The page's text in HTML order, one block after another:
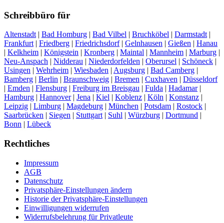
Schreibbüro für
Altenstadt | Bad Homburg | Bad Vilbel | Bruchköbel | Darmstadt |
Frankfurt | Friedberg | Friedrichsdorf| Gelnhausen | Gießen | Hanau
| Kelkheim | Königstein | Kronberg | Maintal | Mannheim | Marburg |
Neu-Anspach | Nidderau | Niederdorfelden | Oberursel | Schöneck |
Usingen | Wehrheim | Wiesbaden | Augsburg | Bad Camberg |
Bamberg | Berlin | Braunschweig | Bremen | Cuxhaven | Düsseldorf
| Emden | Flensburg | Freiburg im Breisgau | Fulda | Hadamar|
Hamburg | Hannover| Jena | Kiel | Koblenz | Köln | Konstanz |
Leipzig | Limburg | Magdeburg | München | Potsdam | Rostock |
Saarbrücken | Siegen | Stuttgart | Suhl | Würzburg | Dortmund |
Bonn | Lübeck
Rechtliches
Impressum
AGB
Datenschutz
Privatsphäre-Einstellungen ändern
Historie der Privatsphäre-Einstellungen
Einwilligungen widerrufen
Widerrufsbelehrung für Privatleute